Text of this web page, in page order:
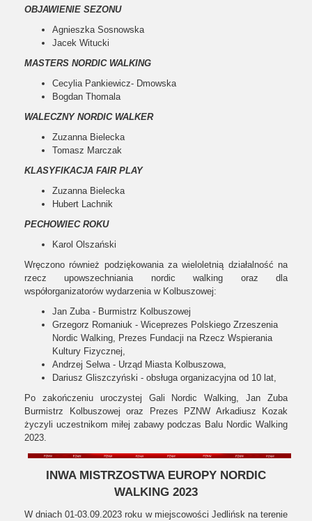
OBJAWIENIE SEZONU
Agnieszka Sosnowska
Jacek Witucki
MASTERS NORDIC WALKING
Cecylia Pankiewicz- Dmowska
Bogdan Thomala
WALECZNY NORDIC WALKER
Zuzanna Bielecka
Tomasz Marczak
KLASYFIKACJA FAIR PLAY
Zuzanna Bielecka
Hubert Lachnik
PECHOWIEC ROKU
Karol Olszański
Wręczono również podziękowania za wieloletnią działalność na
rzecz upowszechniania nordic walking oraz dla
współorganizatorów wydarzenia w Kolbuszowej:
Jan Zuba - Burmistrz Kolbuszowej
Grzegorz Romaniuk - Wiceprezes Polskiego Zrzeszenia
Nordic Walking, Prezes Fundacji na Rzecz Wspierania
Kultury Fizycznej,
Andrzej Selwa - Urząd Miasta Kolbuszowa,
Dariusz Gliszczyński - obsługa organizacyjna od 10 lat,
Po zakończeniu uroczystej Gali Nordic Walking, Jan Zuba
Burmistrz Kolbuszowej oraz Prezes PZNW Arkadiusz Kozak
życzyli uczestnikom miłej zabawy podczas Balu Nordic Walking
2023.
INWA MISTRZOSTWA EUROPY NORDIC
WALKING 2023
W dniach 01-03.09.2023 roku w miejscowości Jedlińsk na terenie